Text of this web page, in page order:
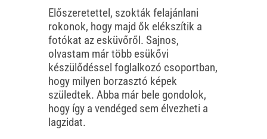
Előszeretettel, szokták felajánlani
rokonok, hogy majd ők elékszítik a
fotókat az esküvőről. Sajnos,
olvastam már több esükővi
készülődéssel foglalkozó csoportban,
hogy milyen borzasztó képek
szüledtek. Abba már bele gondolok,
hogy így a vendéged sem élvezheti a
lagzidat.